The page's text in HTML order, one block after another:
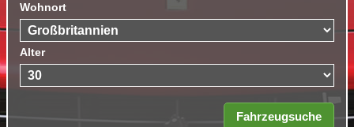
Wohnort
Alter